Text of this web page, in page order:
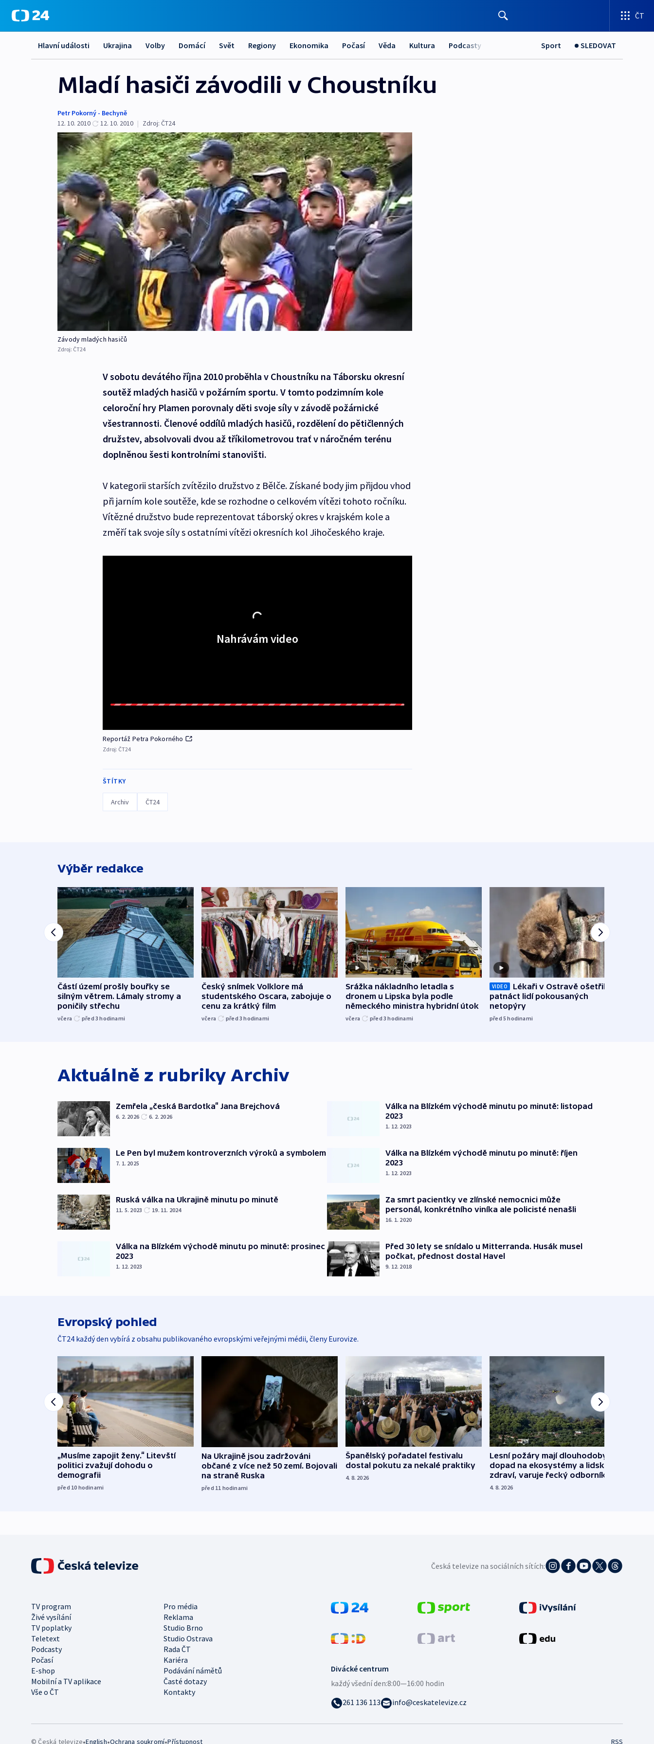
ČT
Hlavní události Ukrajina Volby Domácí Svět Regiony Ekonomika Počasí Věda Kultura Podcasty Sport SLEDOVAT
Mladí hasiči závodili v Choustníku
Petr Pokorný - Bechyně
12. 10. 2010
12. 10. 2010 | Zdroj: ČT24
Závody mladých hasičů
Zdroj: ČT24
V sobotu devátého října 2010 proběhla v Choustníku na Táborsku okresní
soutěž mladých hasičů v požárním sportu. V tomto podzimním kole
celoroční hry Plamen porovnaly děti svoje síly v závodě požárnické
všestrannosti. Členové oddílů mladých hasičů, rozdělení do pětičlenných
družstev, absolvovali dvou až tříkilometrovou trať v náročném terénu
doplněnou šesti kontrolními stanovišti.
V kategorii starších zvítězilo družstvo z Bělče. Získané body jim přijdou vhod
při jarním kole soutěže, kde se rozhodne o celkovém vítězi tohoto ročníku.
Vítězné družstvo bude reprezentovat táborský okres v krajském kole a
změří tak svoje síly s ostatními vítězi okresních kol Jihočeského kraje.
Nahrávám video
Reportáž Petra Pokorného
Zdroj: ČT24
ŠTÍTKY
Archiv ČT24
Výběr redakce
Částí území prošly bouřky se
silným větrem. Lámaly stromy a
poničily střechu
včera před 3hodinami
Český snímek Volklore má
studentského Oscara, zabojuje o
cenu za krátký film
včera před 3hodinami
Srážka nákladního letadla s
dronem u Lipska byla podle
německého ministra hybridní útok
včera před 3hodinami
VIDEO
Lékaři v Ostravě ošetřili už
patnáct lidí pokousaných
netopýry
před 5hodinami
Aktuálně z rubrikyArchiv
Zemřela „česká Bardotka“ Jana Brejchová
6. 2. 2026 6. 2. 2026
Le Pen byl mužem kontroverzních výroků a symbolem
7. 1. 2025
Ruská válka na Ukrajině minutu po minutě
11. 5. 2023 19. 11. 2024
Válka na Blízkém východě minutu po minutě: prosinec
2023
1. 12. 2023
Válka na Blízkém východě minutu po minutě: listopad
2023
1. 12. 2023
Válka na Blízkém východě minutu po minutě: říjen
2023
1. 12. 2023
Za smrt pacientky ve zlínské nemocnici může
personál, konkrétního viníka ale policisté nenašli
16. 1. 2020
Před 30 lety se snídalo u Mitterranda. Husák musel
počkat, přednost dostal Havel
9. 12. 2018
Evropský pohled
ČT24 každý den vybírá z obsahu publikovaného evropskými veřejnými médii, členy Eurovize.
„Musíme zapojit ženy.“ Litevští
politici zvažují dohodu o
demografii
před 10 hodinami
Na Ukrajině jsou zadržováni
občané z více než 50 zemí. Bojovali
na straně Ruska
před 11 hodinami
Španělský pořadatel festivalu
dostal pokutu za nekalé praktiky
4. 8. 2026
Lesní požáry mají dlouhodobý
dopad na ekosystémy a lidské
zdraví, varuje řecký odborník
4. 8. 2026
Česká televize na sociálních sítích:
TV program
Pro média
Živé vysílání
Reklama
TV poplatky
Studio Brno
Teletext
Studio Ostrava
Podcasty
Rada ČT
Počasí
Kariéra
E-shop
Podávání námětů
Mobilní a TV aplikace
Časté dotazy
Vše o ČT
Kontakty
Divácké centrum
každý všední den:8:00—16:00 hodin
261 136 113
info@ceskatelevize.cz
© Česká televize•English•Ochrana soukromí•Přístupnost RSS